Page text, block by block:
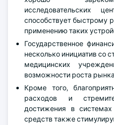
исследовательских
способствует быстрому
применению таких
Государственное
несколько инициатив со
медицинских
возможности роста
Кроме того,
расходов и
достижения в
средств также